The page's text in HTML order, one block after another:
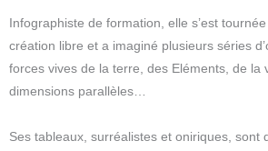
Infographiste de formation, elle s’est
création libre et a imaginé plusieurs séries
forces vives de la terre, des Eléments, de la
dimensions parallèles…
Ses tableaux, surréalistes et oniriques, sont